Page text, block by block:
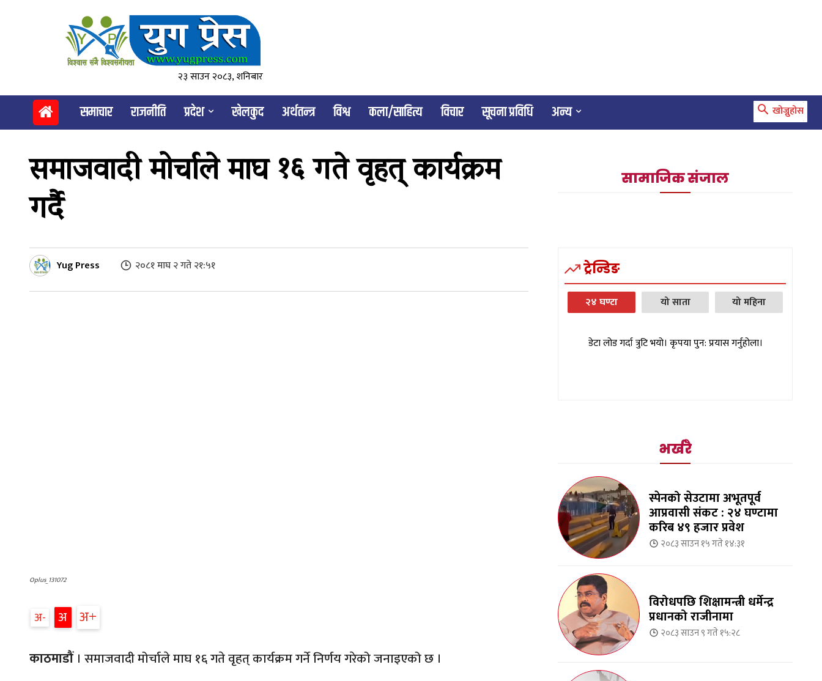
२३ साउन २०८३, शनिबार
समाचार राजनीति प्रदेश खेलकुद अर्थतन्त्र विश्व कला/साहित्य विचार सूचना प्रविधि अन्य खोज्नुहोस
समाजवादी मोर्चाले माघ १६ गते वृहत् कार्यक्रम
गर्दै
Yug Press २०८१ माघ २ गते २१:५१
Oplus_131072
अ अ अ
काठमाडौं। समाजवादी मोर्चाले माघ १६ गते वृहत् कार्यक्रम गर्ने निर्णय गरेको जनाइएको छ ।
सामाजिक संजाल
ट्रेन्डिङ
२४ घण्टा यो साता यो महिना
डेटा लोड गर्दा त्रुटि भयो। कृपया पुन: प्रयास गर्नुहोला।
भर्खरै
स्पेनको सेउटामा अभूतपूर्व
आप्रवासी संकट : २४ घण्टामा
करिब ४९ हजार प्रवेश
२०८३ साउन १५ गते १४:३१
विरोधपछि शिक्षामन्त्री धर्मेन्द्र
प्रधानको राजीनामा
२०८३ साउन ९ गते १५:२८